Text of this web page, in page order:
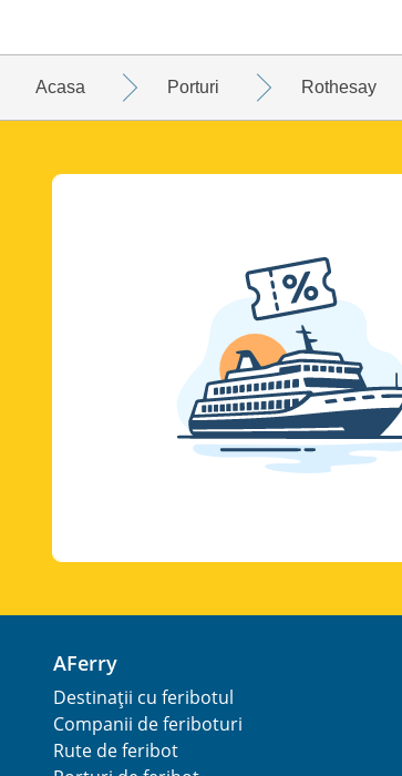
Acasa Porturi Rothesay
AFerry
Destinații cu feribotul
Companii de feriboturi
Rute de feribot